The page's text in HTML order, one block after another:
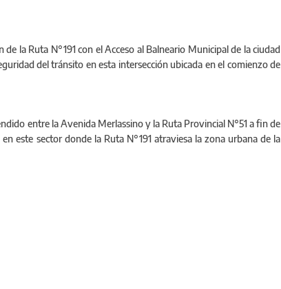
la Ruta N°191 con el Acceso al Balneario Municipal de la ciudad
del tránsito en esta intersección ubicada en el comienzo de
entre la Avenida Merlassino y la Ruta Provincial N°51 a fin de
este sector donde la Ruta N°191 atraviesa la zona urbana de la